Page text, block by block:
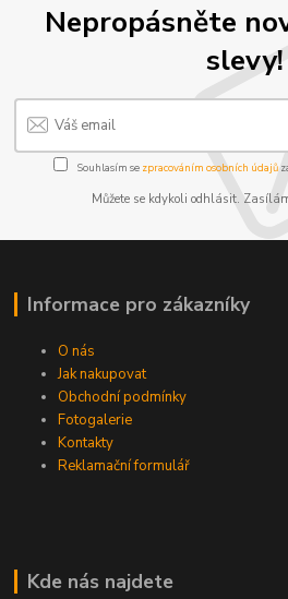
Nepropásněte
slevy!
Souhlasím se zpracováním osobních údajů
Můžete se kdykoli odhlásit.
Informace pro zákazníky
O nás
Jak nakupovat
Obchodní podmínky
Fotogalerie
Kontakty
Reklamační formulář
Kde nás najdete